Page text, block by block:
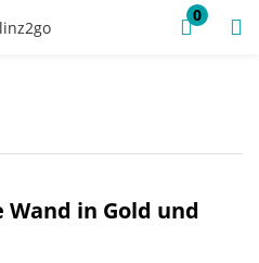
0
und Ihr Passwort ein, um
in Gold und